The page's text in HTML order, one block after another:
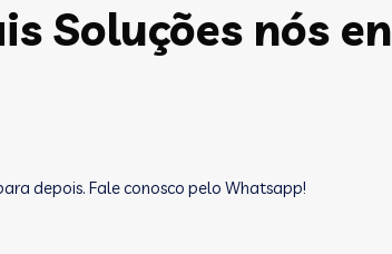
Soluções nós
depois. Fale conosco pelo Whatsapp!